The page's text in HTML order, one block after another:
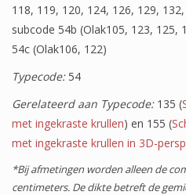
Wapenschilden
Mensfiguren
(Fabel)dieren
Architectuur
Geometrische patronen
Bloemmotieven
118, 119, 120, 124, 126, 129,
subcode 54b (Olak105, 123, 125,
54c (Olak106, 122)
Typecode:54
Gerelateerd aan Typecode:135 (
met ingekraste krullen) en 155 (
met ingekraste krullen in 3D-
*Bij afmetingen worden alleen de
centimeters. De dikte betreft de